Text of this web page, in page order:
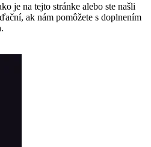
je na tejto stránke alebo ste našli
ak nám pomôžete s doplnením